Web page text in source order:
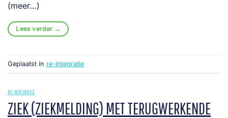
(meer…)
Lees verder →
Geplaatst in re-integratie
RE-INTEGRATIE
ZIEK (ZIEKMELDING) MET TERUGWERKENDE